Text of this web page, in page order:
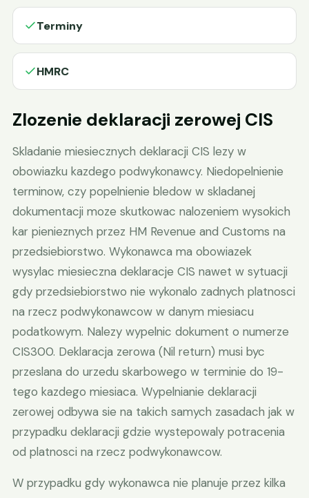
Terminy
HMRC
Zlozenie deklaracji zerowej CIS
Skladanie miesiecznych deklaracji CIS lezy w
obowiazku kazdego podwykonawcy. Niedopelnienie
terminow, czy popelnienie bledow w skladanej
dokumentacji moze skutkowac nalozeniem wysokich
kar pienieznych przez HM Revenue and Customs na
przedsiebiorstwo. Wykonawca ma obowiazek
wysylac miesieczna deklaracje CIS nawet w sytuacji
gdy przedsiebiorstwo nie wykonalo zadnych platnosci
na rzecz podwykonawcow w danym miesiacu
podatkowym. Nalezy wypelnic dokument o numerze
CIS300. Deklaracja zerowa (Nil return) musi byc
przeslana do urzedu skarbowego w terminie do 19-
tego kazdego miesiaca. Wypelnianie deklaracji
zerowej odbywa sie na takich samych zasadach jak w
przypadku deklaracji gdzie wystepowaly potracenia
od platnosci na rzecz podwykonawcow.
W przypadku gdy wykonawca nie planuje przez kilka